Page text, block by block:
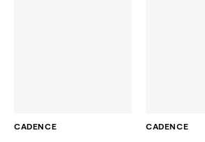
CADENCE CADENCE